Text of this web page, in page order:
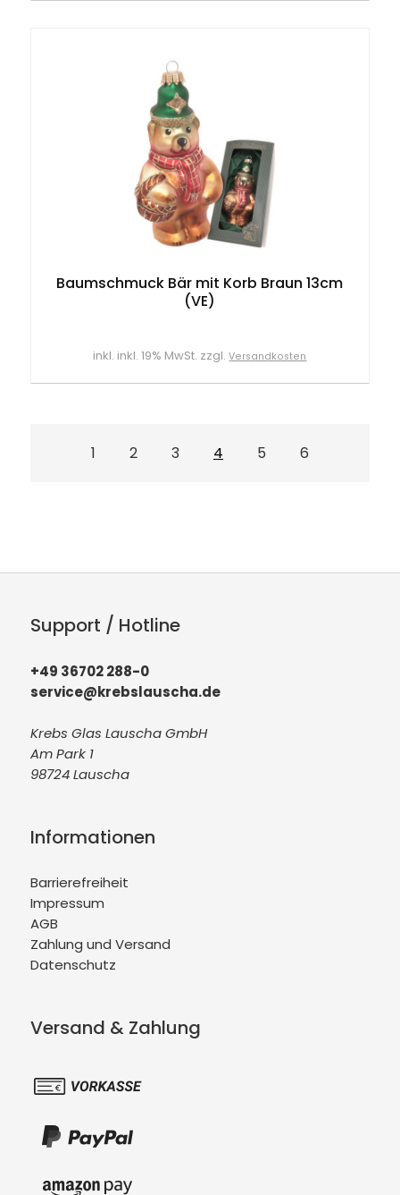
Baumschmuck Bär mit Korb Braun 13cm
(VE)
inkl. inkl. 19% MwSt. zzgl.Versandkosten
1 2 3 4 5 6
Support / Hotline
+49 36702 288-0
service@krebslauscha.de
Krebs Glas Lauscha GmbH
Am Park 1
98724 Lauscha
Informationen
Barrierefreiheit
Impressum
AGB
Zahlung und Versand
Datenschutz
Versand & Zahlung